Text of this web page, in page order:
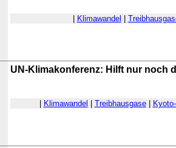
Klimawandel
UN-Klimakonferenz: Hilft nur noch
Klimawandel Treibhausgase|